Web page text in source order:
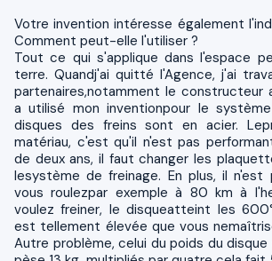
Votre invention intéresse également
Comment peut-elle l'utiliser ?
Tout ce qui s'applique dans l'espace
terre. Quandj'ai quitté l'Agence, j'ai
partenaires,notamment le constructeur
a utilisé mon inventionpour le
disques des freins sont en acier.
matériau, c'est qu'il n'est pas
de deux ans, il faut changer les
lesystème de freinage. En plus, il n'est
vous roulezpar exemple à 80 km à
voulez freiner, le disqueatteint les
est tellement élevée que vous
Autre problème, celui du poids du disque